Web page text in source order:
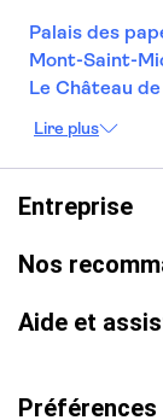
Palais des
Mont-Saint-
Le Château
La Chapelle
La Sagrada
Statue de la
Cathédrale
Giverny
Lire plus
Entreprise
Nos
Aide et
Préférences